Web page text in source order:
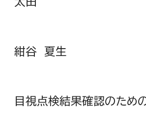
紺谷 夏生
目視点検結果確認のた